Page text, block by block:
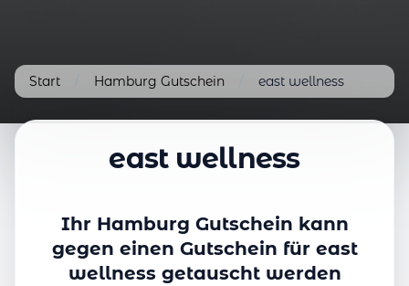
Start Hamburg Gutschein east wellness
east wellness
Ihr Hamburg Gutschein kann
gegen einen Gutschein für east
wellness getauscht werden